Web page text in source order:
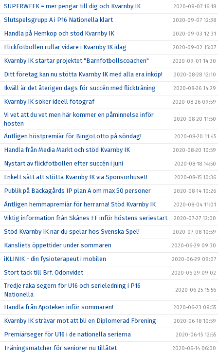
SUPERWEEK = mer pengar till dig och Kvarnby IK 2020-09-07 16:18
Slutspelsgrupp A i P16 Nationella klart 2020-09-07 12:38
Handla på Hemköp och stöd Kvarnby IK 2020-09-03 12:31
Flickfotbollen rullar vidare i Kvarnby IK idag 2020-09-02 15:07
Kvarnby IK startar projektet "Barnfotbollscoachen" 2020-09-01 14:30
Ditt företag kan nu stötta Kvarnby IK med alla era inköp! 2020-08-28 12:10
Ikväll är det återigen dags för succén med flickträning 2020-08-26 14:29
Kvarnby IK söker ideell fotograf 2020-08-26 09:59
Vi vet att du vet men här kommer en påminnelse inför
hösten
2020-08-20 11:50
Äntligen höstpremiär för BingoLotto på söndag! 2020-08-20 11:45
Handla från Media Markt och stöd Kvarnby IK 2020-08-20 10:59
Nystart av flickfotbollen efter succén i juni 2020-08-18 14:50
Enkelt sätt att stötta Kvarnby IK via Sponsorhuset! 2020-08-15 10:36
Publik på Bäckagårds IP plan A om max 50 personer 2020-08-14 10:26
Äntligen hemmapremiär för herrarna! Stöd Kvarnby IK 2020-08-04 11:01
Viktig information från Skånes FF inför höstens seriestart 2020-07-27 12:00
Stöd Kvarnby IK när du spelar hos Svenska Spel! 2020-07-08 10:59
Kansliets öppettider under sommaren 2020-06-29 09:30
iKLINIK - din fysioterapeut i mobilen 2020-06-29 09:07
Stort tack till Brf. Odonvidet 2020-06-29 09:02
Tredje raka segern för U16 och serieledning i P16
Nationella
2020-06-25 15:56
Handla från Apoteken inför sommaren! 2020-06-23 09:55
Kvarnby IK strävar mot att bli en Diplomerad Förening 2020-06-18 10:59
Premiärseger för U16 i de nationella serierna 2020-06-15 12:55
Träningsmatcher för seniorer nu tillåtet 2020-06-14 06:00